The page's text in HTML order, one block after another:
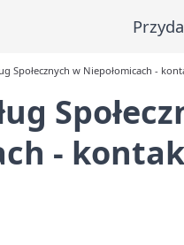
Społecznych w Niepołomicach -
-